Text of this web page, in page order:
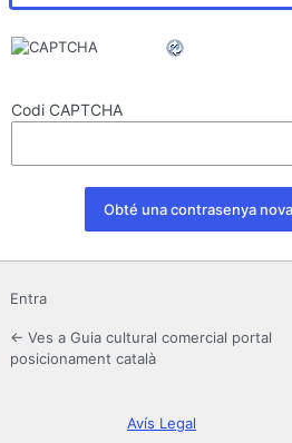
Codi CAPTCHA
Entra
← Ves a Guia cultural comercial portal
posicionament català
Avís Legal